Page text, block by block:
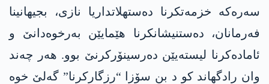
سەرەکە خزمەتکرنا دەستھلاتداریا نازی، بجیھانینا
فەرمانان، دەستنیشانکرنا ھێمایێن بەرخوەدانێ و
ئامادەکرنا لیستەیێن دەرسینۆرکرنێ بوو. ھەر چەند
وان رادگھاند کو د بن سۆزا “رزگارکرنا” گەلێ خوە